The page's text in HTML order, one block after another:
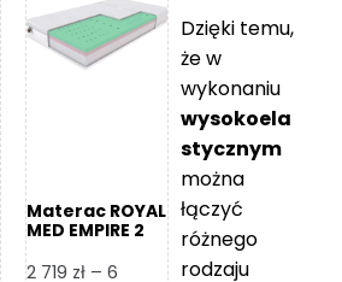
8
865 zł
Materac ROYAL
MED EMPIRE 2
2 719 zł – 6
Dzięki temu,
że w
wykonaniu
wysokoela
stycznym
można
łączyć
różnego
rodzaju